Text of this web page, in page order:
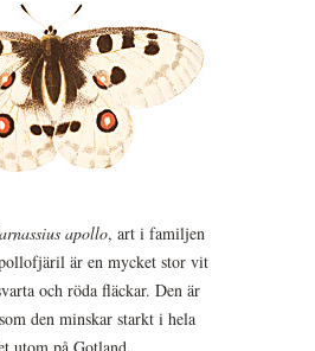
apollo, art i familjen
är en mycket stor vit
och röda fläckar. Den är
den minskar starkt i hela